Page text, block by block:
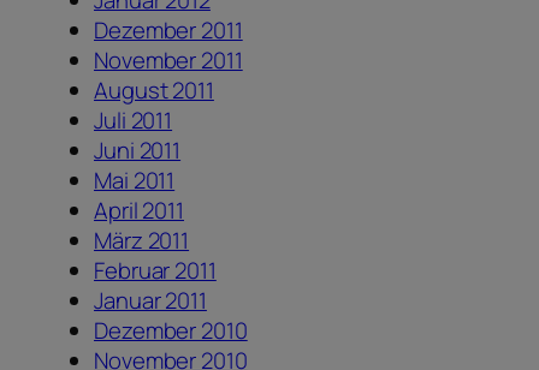
Dezember 2011
November 2011
August 2011
Juli 2011
Juni 2011
Mai 2011
April 2011
März 2011
Februar 2011
Januar 2011
Dezember 2010
November 2010